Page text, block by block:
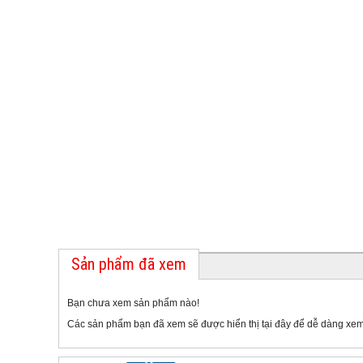
Sản phẩm đã xem
Bạn chưa xem sản phẩm nào!
Các sản phẩm bạn đã xem sẽ được hiển thị tại đây để dễ dàng